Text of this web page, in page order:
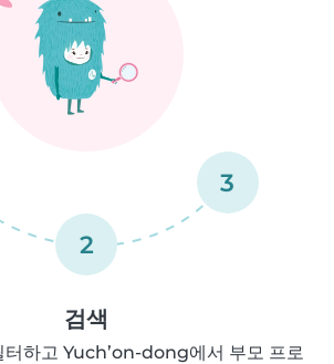
2
3
검색
터하고 Yuch’on-dong에서 부모 프로